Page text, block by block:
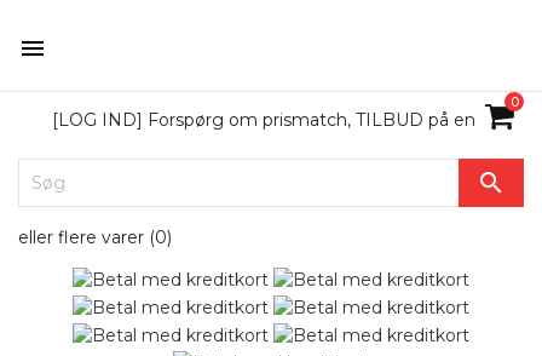

0

[LOG IND] Forspørg om prismatch, TILBUD på en
eller flere varer (0)